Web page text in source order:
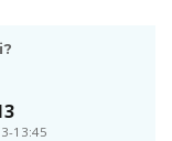
13:45